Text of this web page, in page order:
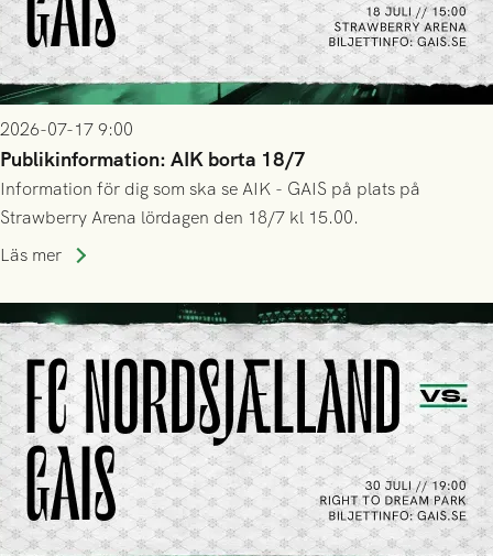
2026-07-17 9:00
Publikinformation: AIK borta 18/7
Information för dig som ska se AIK - GAIS på plats på
Strawberry Arena lördagen den 18/7 kl 15.00.
Läs mer